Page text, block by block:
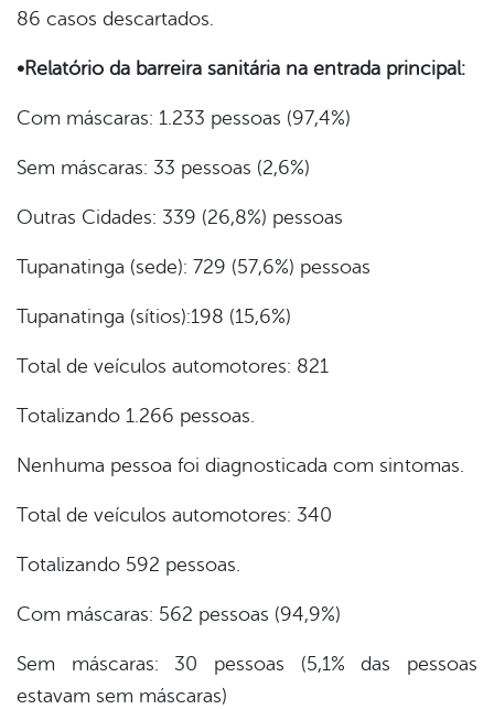
86 casos descartados.
•Relatório da barreira sanitária na entrada principal:
Com máscaras: 1.233 pessoas (97,4%)
Sem máscaras: 33 pessoas (2,6%)
Outras Cidades: 339 (26,8%) pessoas
Tupanatinga (sede): 729 (57,6%) pessoas
Tupanatinga (sítios):198 (15,6%)
Total de veículos automotores: 821
Totalizando 1.266 pessoas.
Nenhuma pessoa foi diagnosticada com sintomas.
Total de veículos automotores: 340
Totalizando 592 pessoas.
Com máscaras: 562 pessoas (94,9%)
Sem máscaras: 30 pessoas (5,1% das pessoas
estavam sem máscaras)